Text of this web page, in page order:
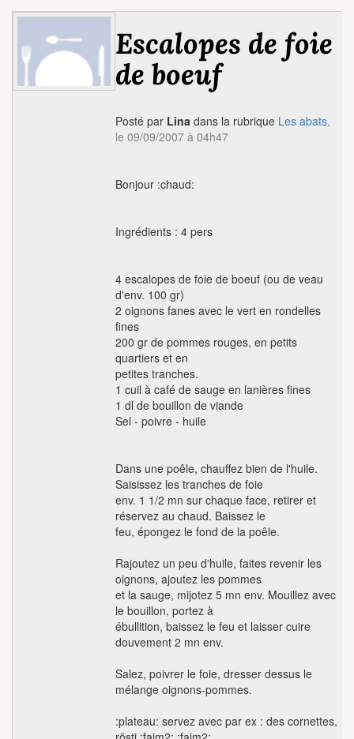
Escalopes de foie
de boeuf
Posté par Lina dans la rubrique Les abats,
le 09/09/2007 à 04h47
Bonjour :chaud:
Ingrédients : 4 pers
4 escalopes de foie de boeuf (ou de veau
d'env. 100 gr)
2 oignons fanes avec le vert en rondelles
fines
200 gr de pommes rouges, en petits
quartiers et en
petites tranches.
1 cuil à café de sauge en lanières fines
1 dl de bouillon de viande
Sel - poivre - huile
Dans une poêle, chauffez bien de l'huile.
Saisissez les tranches de foie
env. 1 1/2 mn sur chaque face, retirer et
réservez au chaud. Baissez le
feu, épongez le fond de la poêle.
Rajoutez un peu d'huile, faites revenir les
oignons, ajoutez les pommes
et la sauge, mijotez 5 mn env. Mouillez avec
le bouillon, portez à
ébullition, baissez le feu et laisser cuire
douvement 2 mn env.
Salez, poivrer le foie, dresser dessus le
mélange oignons-pommes.
:plateau: servez avec par ex : des cornettes,